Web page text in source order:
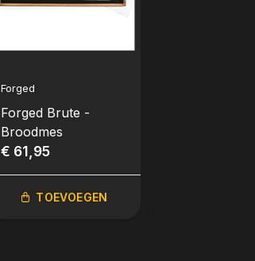
Forged
Forged Brute -
Broodmes
€ 61,95
TOEVOEGEN